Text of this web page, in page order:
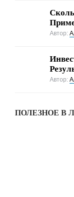
Автор:
Автор:
ПОЛЕЗНОЕ В